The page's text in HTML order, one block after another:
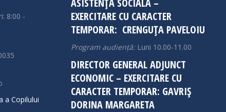
8:00 -
a Copilului
ASISTENȚĂ SOCIALĂ –
EXERCITARE CU CARACTER
TEMPORAR: CRENGUȚA PAVELOIU
Program audiență: Luni 10.00-11.00
DIRECTOR GENERAL ADJUNCT
ECONOMIC – EXERCITARE CU
CARACTER TEMPORAR: GAVRIȘ
DORINA MARGARETA